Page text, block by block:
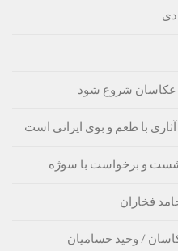
عکاسان شروع شود
با طعم و بوی ایرانی است
و برخواست با سوژه
فخاران